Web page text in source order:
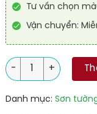
Tư vấn chọn
Vận chuyển:
Sơn Trong Nhà
Danh mục: Sơn